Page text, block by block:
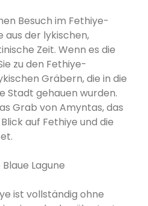
Besuch im Fethiye-
aus der lykischen,
Zeit. Wenn es die
zu den Fethiye-
Gräbern, die in die
Stadt gehauen wurden.
Grab von Amyntas, das
auf Fethiye und die
Lagune
ist vollständig ohne